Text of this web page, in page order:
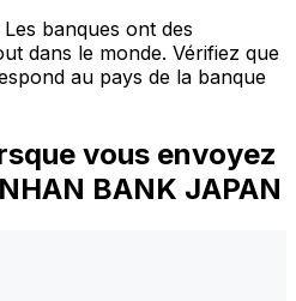
Les banques ont des
dans le monde. Vérifiez que
au pays de la banque
vous envoyez
BANK JAPAN